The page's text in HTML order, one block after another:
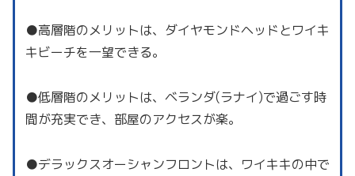
●高層階のメリットは、ダイヤモンドヘッドとワイキ
キビーチを一望できる。
●低層階のメリットは、ベランダ(ラナイ)で過ごす時
間が充実でき、部屋のアクセスが楽。
●デラックスオーシャンフロントは、ワイキキの中で